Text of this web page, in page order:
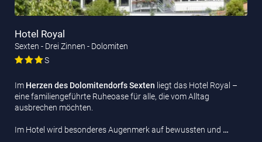
Hotel Royal
Sexten - Drei Zinnen - Dolomiten
S
Im Herzen des Dolomitendorfs Sexten liegt das Hotel Royal –
eine familiengeführte Ruheoase für alle, die vom Alltag
ausbrechen möchten.
Im Hotel wird besonderes Augenmerk auf bewussten und …